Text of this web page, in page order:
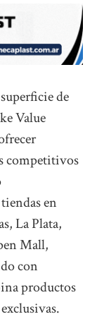
de
Value
competitivos
en
La Plata,
Mall,
con
productos